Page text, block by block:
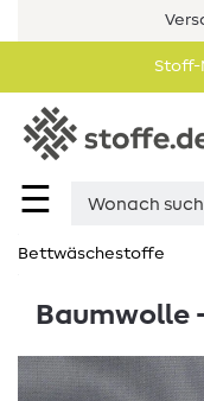
Stoff-
☰
Bettwäschestoffe
Baumwolle